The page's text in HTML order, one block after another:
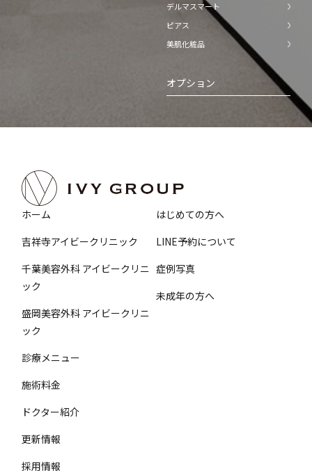
デルマスマート
ピアス
美肌化粧品
オプション
ホーム
吉祥寺アイビークリニック
千葉美容外科 アイビークリニ
ック
盛岡美容外科 アイビークリニ
ック
診療メニュー
施術料金
ドクター紹介
はじめての方へ
LINE予約について
症例写真
未成年の方へ
更新情報
採用情報